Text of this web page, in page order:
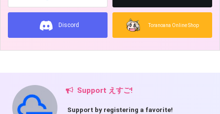
Discord Toranoana Online Shop
Support えすご!
Support by registering a favorite!